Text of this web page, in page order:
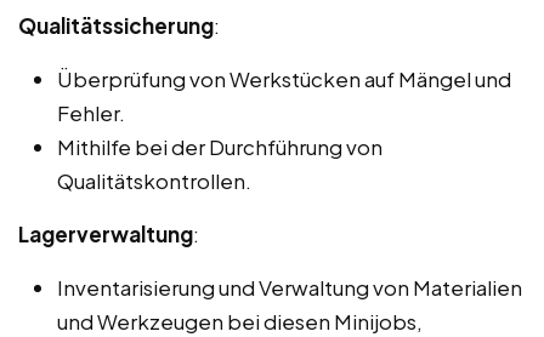
Qualitätssicherung:
Überprüfung von Werkstücken auf Mängel und
Fehler.
Mithilfe bei der Durchführung von
Qualitätskontrollen.
Lagerverwaltung:
Inventarisierung und Verwaltung von Materialien
und Werkzeugen bei diesen Minijobs,